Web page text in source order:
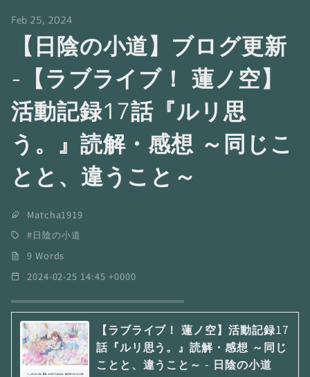
Feb 25, 2024
【日陰の小道】ブログ更新
-【ラブライブ！ 蓮ノ空】
活動記録17話『ルリ思
う。』読解・感想 ～同じこ
とと、違うこと～
Matcha1919
日陰の小道
9 Words
2024-02-25 14:45 +0000
【ラブライブ！ 蓮ノ空】活動記録17
話『ルリ思う。』読解・感想 ～同じ
ことと、違うこと～ - 日陰の小道